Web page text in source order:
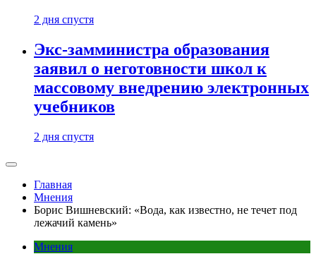
2 дня спустя
Экс-замминистра образования
заявил о неготовности школ к
массовому внедрению электронных
учебников
2 дня спустя
Главная
Мнения
Борис Вишневский: «Вода, как известно, не течет под
лежачий камень»
Мнения